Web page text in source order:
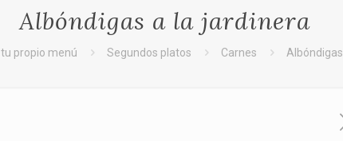
Albóndigas a la jardinera
tu propio menú Segundos platos Carnes